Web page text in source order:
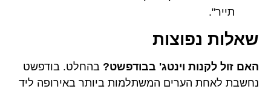
תייר".
שאלות נפוצות
האם זול לקנות וינטג' בבודפשט? בהחלט. בודפשט
נחשבת לאחת הערים המשתלמות ביותר באירופה ליד